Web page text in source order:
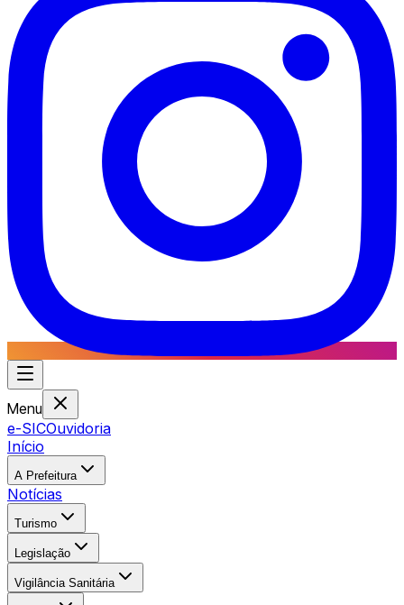
Menu
e-SICOuvidoria
Início
A Prefeitura
Notícias
Turismo
Legislação
Vigilância Sanitária